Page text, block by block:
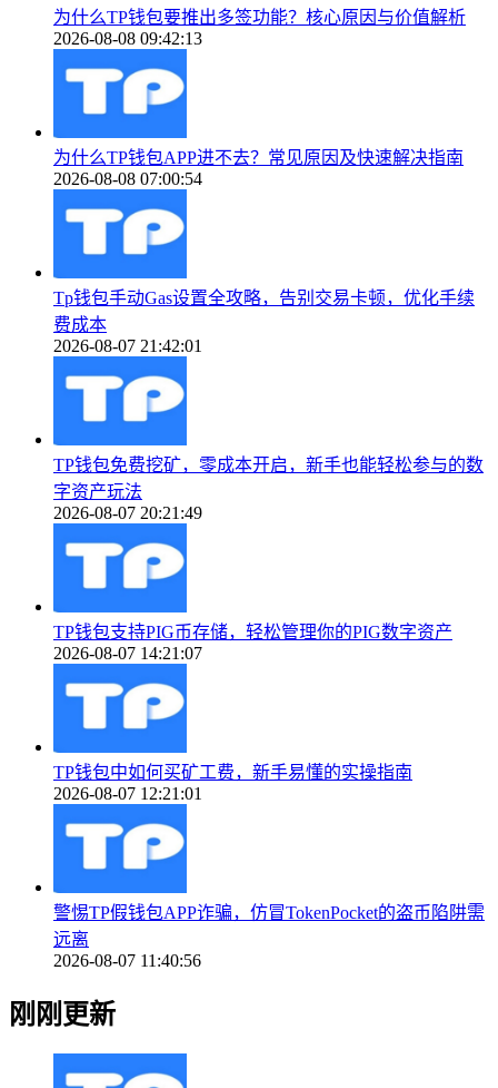
为什么TP钱包要推出多签功能？核心原因与价值解析
2026-08-08 09:42:13
为什么TP钱包APP进不去？常见原因及快速解决指南
2026-08-08 07:00:54
Tp钱包手动Gas设置全攻略，告别交易卡顿，优化手续
费成本
2026-08-07 21:42:01
TP钱包免费挖矿，零成本开启，新手也能轻松参与的数
字资产玩法
2026-08-07 20:21:49
TP钱包支持PIG币存储，轻松管理你的PIG数字资产
2026-08-07 14:21:07
TP钱包中如何买矿工费，新手易懂的实操指南
2026-08-07 12:21:01
警惕TP假钱包APP诈骗，仿冒TokenPocket的盗币陷阱需
远离
2026-08-07 11:40:56
刚刚更新